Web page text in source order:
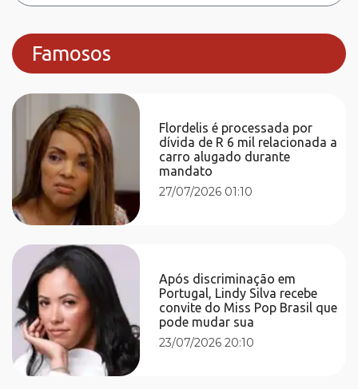
Famosos
Flordelis é processada por
dívida de R 6 mil relacionada a
carro alugado durante
mandato
27/07/2026 01:10
Após discriminação em
Portugal, Lindy Silva recebe
convite do Miss Pop Brasil que
pode mudar sua
23/07/2026 20:10